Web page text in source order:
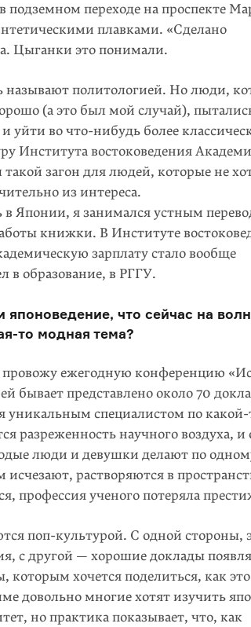
подземном переходе на проспекте
плавками. «Сделано
Цыганки это понимали.
называют политологией. Но люди,
(а это был мой случай),
уйти во что-нибудь более
Института востоковедения
загон для людей, которые не
из интереса.
Японии, я занимался устным
книжки. В Институте
зарплату стало вообще
в образование, в РГГУ.
что сейчас на
то модная тема?
провожу ежегодную конференцию
бывает представлено около 70
уникальным специалистом по какой-
разреженность научного воздуха, и
люди и девушки делают по
растворяются в
профессия ученого потеряла
поп-культурой. С одной стороны,
с другой — хорошие доклады
хочется поделиться, как это
довольно многие хотят изучить
но практика показывает, что, как